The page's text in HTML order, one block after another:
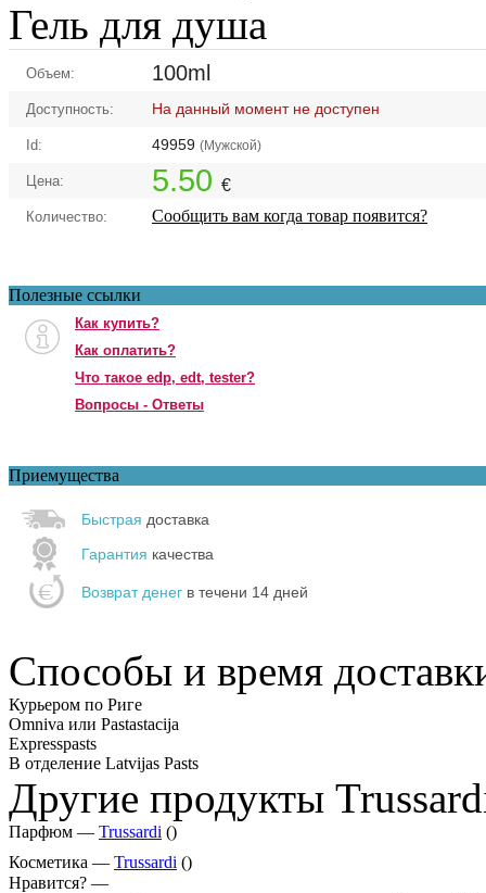
Гель для душа
Объем: 100ml
Доступность: На данный момент не доступен
Id: 49959 (Мужской)
Цена: 5.50 €
Количество: Сообщить вам когда товар появится?
Полезные ссылки
Как купить?
Как оплатить?
Что такое edp, edt, tester?
Вопросы - Ответы
Приемущества
Быстрая доставка
Гарантия качества
Возврат денег в течени 14 дней
Способы и время
Курьером по Риге
Omniva или Pastastacija
Expresspasts
В отделение Latvijas Pasts
Другие продукты
Парфюм — Trussardi ()
Косметика — Trussardi ()
Нравится? —